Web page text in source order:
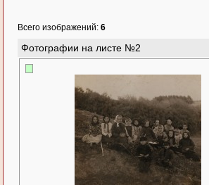
Всего изображений: 6
Фотографии на листе №2